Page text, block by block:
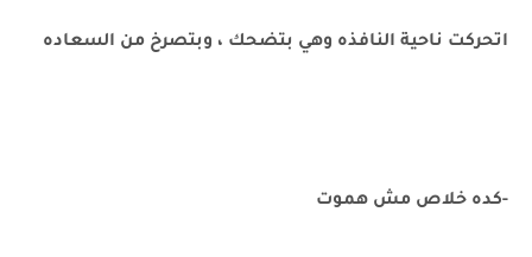
اتحركت ناحية النافذه وهي بتضحك ، وبتصرخ من السعاده
-كده خلاص مش هموت